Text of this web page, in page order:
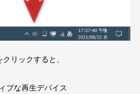
リックすると、
ブな再生デバイス